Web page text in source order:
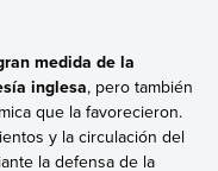
medida de la
inglesa, pero también
que la favorecieron.
y la circulación del
la defensa de la